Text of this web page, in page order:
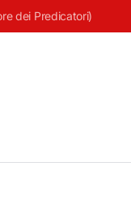
dei Predicatori)